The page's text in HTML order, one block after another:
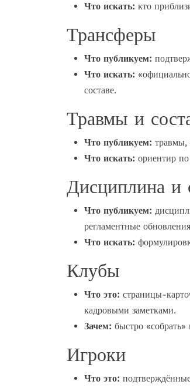
Что искать: кто
Трансферы
Что публикуем:
Что искать:
составе.
Травмы и
Что публикуем: травмы,
Что искать: ориентир
Дисциплина и
Что публикуем:
регламентные
Что искать:
Клубы
Что это: страницы-
кадровыми заметками.
Зачем: быстро
Игроки
Что это: